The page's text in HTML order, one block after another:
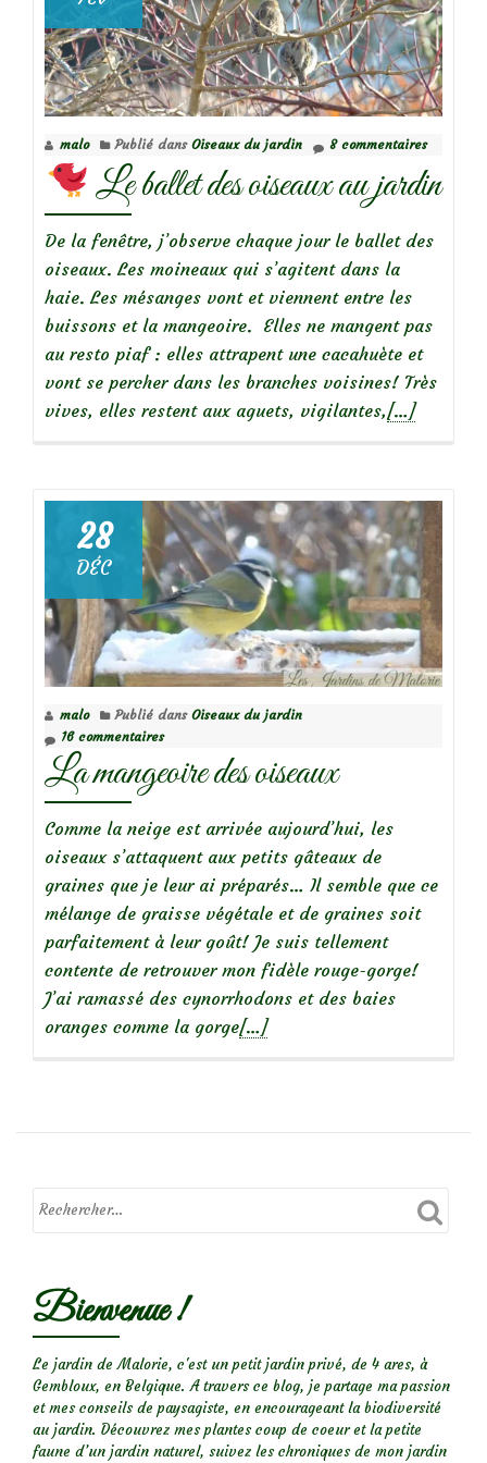
malo Publié dans Oiseaux du jardin 8 commentaires
Le ballet des oiseaux au jardin
De la fenêtre, j’observe chaque jour le ballet des
oiseaux. Les moineaux qui s’agitent dans la
haie. Les mésanges vont et viennent entre les
buissons et la mangeoire. Elles ne mangent pas
au resto piaf : elles attrapent une cacahuète et
vont se percher dans les branches voisines! Très
vives, elles restent aux aguets, vigilantes,En
Le
ballet
des
oiseaux
au
jardin
[…]
28
DÉC
malo Publié dans Oiseaux du jardin
16 commentaires
La mangeoire des oiseaux
Comme la neige est arrivée aujourd’hui, les
oiseaux s’attaquent aux petits gâteaux de
graines que je leur ai préparés… Il semble que ce
mélange de graisse végétale et de graines soit
parfaitement à leur goût! Je suis tellement
contente de retrouver mon fidèle rouge-gorge!
J’ai ramassé des cynorrhodons et des baies
oranges comme la gorgeEn
mangeoire
oiseaux
[…]
Bienvenue !
Le jardin de Malorie, c'est un petit jardin privé, de 4 ares, à
Gembloux, en Belgique. A travers ce blog, je partage ma passion
et mes conseils de paysagiste, en encourageant la biodiversité
au jardin. Découvrez mes plantes coup de coeur et la petite
faune d’un jardin naturel, suivez les chroniques de mon jardin